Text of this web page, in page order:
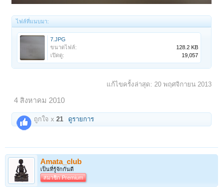
ไฟล์ที่แนบมา:
7.JPG
ขนาดไฟล์:
128.2 KB
เปิดดู:
19,057
แก้ไขครั้งล่าสุด: 20 พฤศจิกายน 2013
4 สิงหาคม 2010
ถูกใจ x21 ดูรายการ
Amata_club
เป็นที่รู้จักกันดี
สมาชิก Premium